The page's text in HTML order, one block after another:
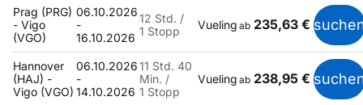
Prag (PRG)
- Vigo
(VGO)
06.10.2026
-
16.10.2026
12 Std. /
1 Stopp
Vueling ab 235,63 €
Hannover
(HAJ) -
Vigo (VGO)
06.10.2026
-
14.10.2026
11 Std. 40
Min. /
1 Stopp
Vueling ab 238,95 €